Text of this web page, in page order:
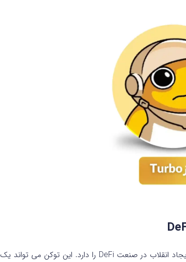
یک میم کوین جدید است که پتانسیل ایجاد انقلاب در صنعت DeFi را دارد. این توکن می‌ تواند یک